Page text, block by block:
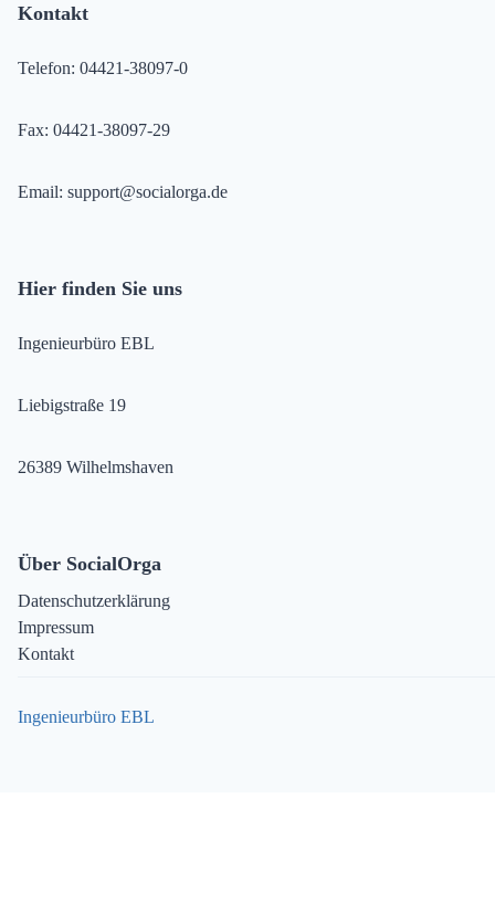
Kontakt
Telefon: 04421-38097-0
Fax: 04421-38097-29
Email: support@socialorga.de
Hier finden Sie uns
Ingenieurbüro EBL
Liebigstraße 19
26389 Wilhelmshaven
Über SocialOrga
Datenschutzerklärung
Impressum
Kontakt
Ingenieurbüro EBL